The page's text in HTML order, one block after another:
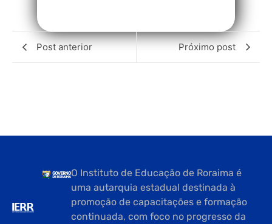
Post anterior Próximo post
O Instituto de Educação de Roraima é
uma autarquia estadual destinada à
promoção de capacitações e formação
continuada, com foco no progresso da